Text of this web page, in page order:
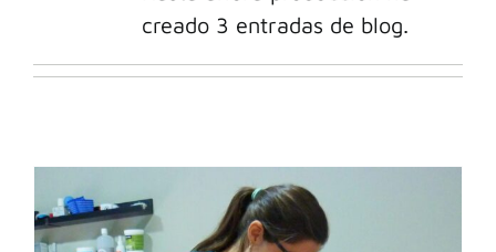
creado 3 entradas de blog.